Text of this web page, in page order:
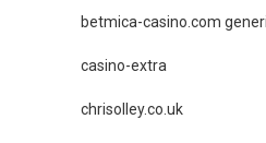
betmica-casino.com
casino-extra
chrisolley.co.uk